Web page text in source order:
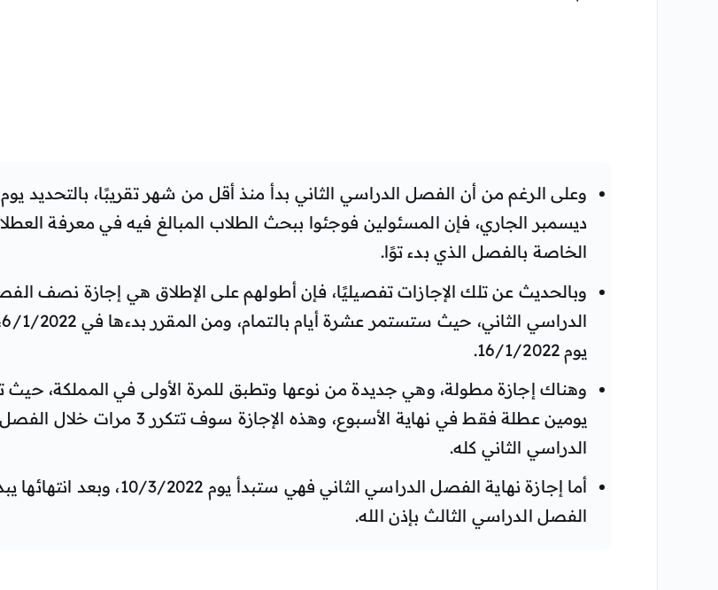
ديسمبر الجاري، فإن المسئولين فوجئوا ببحث الطلاب المبالغ فيه في معرفة
الخاصة بالفصل الذي بدء توًا.
وبالحديث عن تلك الإجازات تفصيليًا، فإن أطولهم على الإطلاق هي إجازة نصف
يوم 16/1/2022.
وهناك إجازة مطولة، وهي جديدة من نوعها وتطبق للمرة الأولى في المملكة،
يومين عطلة فقط في نهاية الأسبوع، وهذه الإجازة سوف تتكرر 3 مرات خلال الفصل
الدراسي الثاني كله.
أما إجازة نهاية الفصل الدراسي الثاني فهي ستبدأ يوم 10/3/2022، وبعد
الفصل الدراسي الثالث بإذن الله.